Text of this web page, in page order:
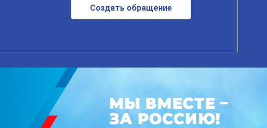
Создать обращение